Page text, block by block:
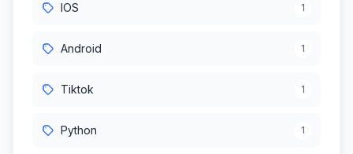
IOS 1
Android 1
Tiktok 1
Python 1